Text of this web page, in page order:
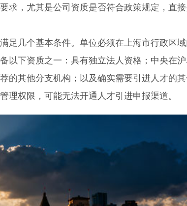
求，尤其是公司资质是否符合政策规定，直
几个基本条件。单位必须在上海市行政区域
以下资质之一：具有独立法人资格；中央在
的其他分支机构；以及确实需要引进人才的
理权限，可能无法开通人才引进申报渠道。